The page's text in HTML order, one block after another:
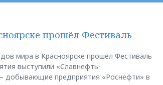
прошёл Фестиваль
мира в Красноярске прошёл Фестиваль
выступили «Славнефть-
добывающие предприятия «Роснефти» в